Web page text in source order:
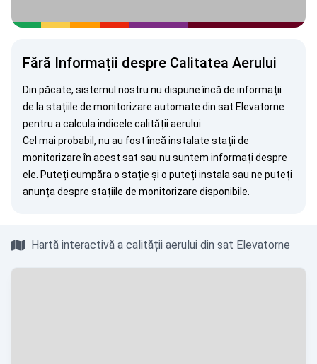
Fără Informații despre Calitatea Aerului
Din păcate, sistemul nostru nu dispune încă de informații
de la stațiile de monitorizare automate din sat Elevatorne
pentru a calcula indicele calității aerului.
Cel mai probabil, nu au fost încă instalate stații de
monitorizare în acest sat sau nu suntem informați despre
ele. Puteți cumpăra o stație și o puteți instala sau ne puteți
anunța despre stațiile de monitorizare disponibile.
Hartă interactivă a calității aerului din sat Elevatorne